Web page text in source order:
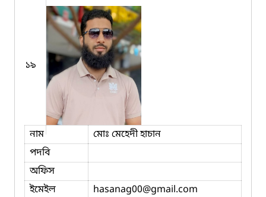
১৯
নাম
মোঃ মেহেদী হাচান
পদবি
অফিস
ইমেইল
hasanag00@gmail.com